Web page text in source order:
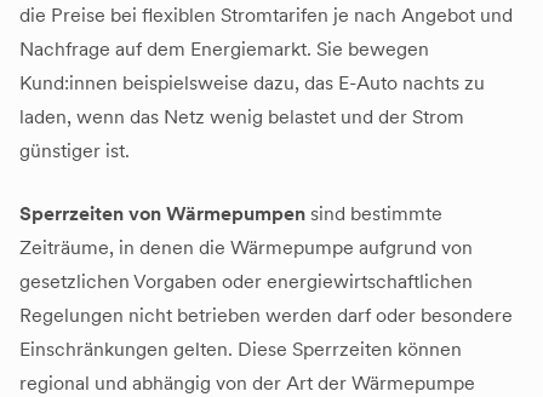
die Preise bei flexiblen Stromtarifen je nach Angebot und
Nachfrage auf dem Energiemarkt. Sie bewegen
Kund:innen beispielsweise dazu, das E-Auto nachts zu
laden, wenn das Netz wenig belastet und der Strom
günstiger ist.
Sperrzeiten von Wärmepumpen sind bestimmte
Zeiträume, in denen die Wärmepumpe aufgrund von
gesetzlichen Vorgaben oder energiewirtschaftlichen
Regelungen nicht betrieben werden darf oder besondere
Einschränkungen gelten. Diese Sperrzeiten können
regional und abhängig von der Art der Wärmepumpe